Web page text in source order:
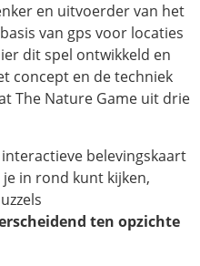
en uitvoerder van het
van gps voor locaties
dit spel ontwikkeld en
concept en de techniek
The Nature Game uit drie
belevingskaart
in rond kunt kijken,
ten opzichte